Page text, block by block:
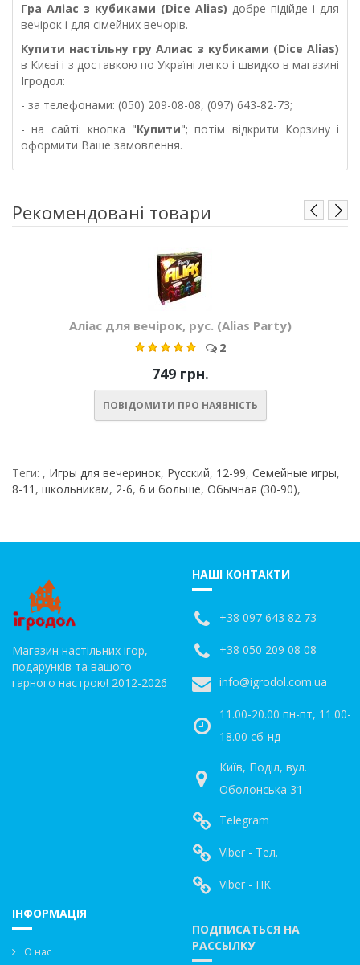
Гра Аліас з кубиками (Dice Alias) добре підійде і для
вечірок і для сімейних вечорів.
Купити настільну груАлиас з кубиками (Dice Alias)
в Києві і з доставкою по Україні легко і швидко в магазині
Ігродол:
- за телефонами: (050) 209-08-08, (097) 643-82-73;
- на сайті: кнопка "Купити"; потім відкрити Корзину і
оформити Ваше замовлення.
Рекомендовані товари
Аліас для вечірок, рус. (Alias Party)
2
749 грн.
ПОВІДОМИТИ ПРО НАЯВНІСТЬ
Теги: , Игры для вечеринок, Русский, 12-99, Семейные игры,
8-11 , школьникам, 2-6, 6 и больше, Обычная (30-90),
Магазин настільних ігор,
подарунків та вашого
гарного настрою! 2012-2026
НАШІ КОНТАКТИ
+38 097 643 82 73
+38 050 209 08 08
info@igrodol.com.ua
11.00-20.00 пн-пт, 11.00-
18.00 сб-нд
Київ, Поділ, вул.
Оболонська 31
Telegram
Viber - Тел.
Viber - ПК
ІНФОРМАЦІЯ
О нас
ПОДПИСАТЬСЯ НА
РАССЫЛКУ